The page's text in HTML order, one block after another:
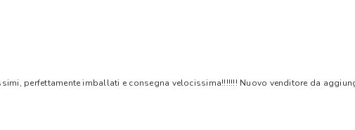
perfettamente imballati e consegna velocissima!!!!!!! Nuovo venditore da